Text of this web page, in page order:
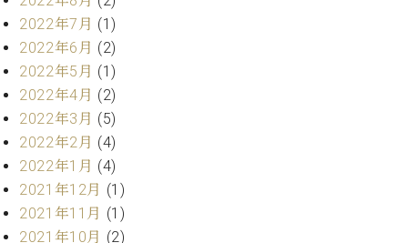
ヒ
シ
ュ
タ
イ
ン
レ
デ
ン
ス
ア
空き
状況
画
収
録
サ
ー
ス
音
楽
2022年7月 (1)
2022年6月 (2)
2022年5月 (1)
2022年4月 (2)
2022年3月 (5)
2022年2月 (4)
2022年1月 (4)
2021年12月 (1)
2021年11月 (1)
2021年10月 (2)